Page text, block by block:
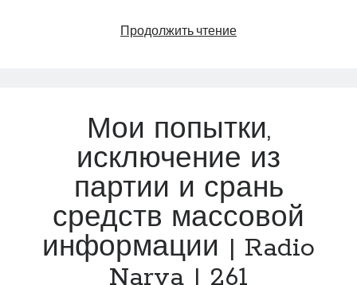
Продолжить чтениеЖивотные
|
Мои попытки,
исключение из
партии и срань
средств массовой
информации | Radio
Narva | 261